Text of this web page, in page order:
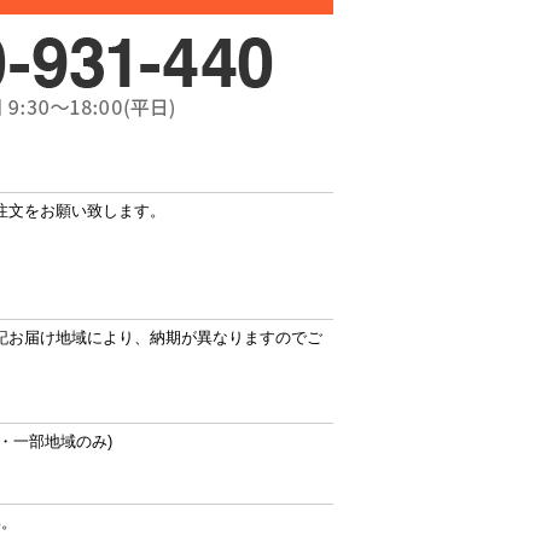
をお願い致します。
届け地域により、納期が異なりますのでご
一部地域のみ)